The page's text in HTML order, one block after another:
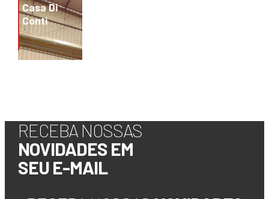
Paraná
1990
Casa Di
Conti
2001
RECEBA NOSSAS
NOVIDADES EM
SEU E-MAIL